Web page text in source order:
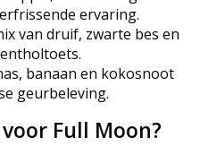
ervaring.
van druif, zwarte bes en
banaan en kokosnoot
geurbeleving.
Full Moon?